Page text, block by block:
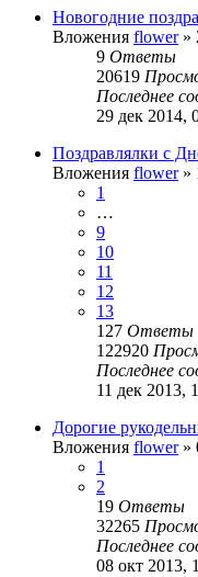
Новогодние
Вложения flower»
9 Ответы
20619
Последнее
29 дек 2014,
Поздравлялки с
Вложения flower»
1
…
9
10
11
12
13
127 Ответы
122920
Последнее
11 дек 2013,
Дорогие
Вложения flower»
1
2
19 Ответы
32265
Последнее
08 окт 2013,